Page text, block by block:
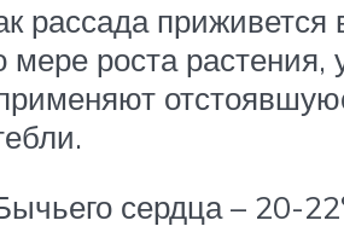
рассада
роста
сердца – 20-